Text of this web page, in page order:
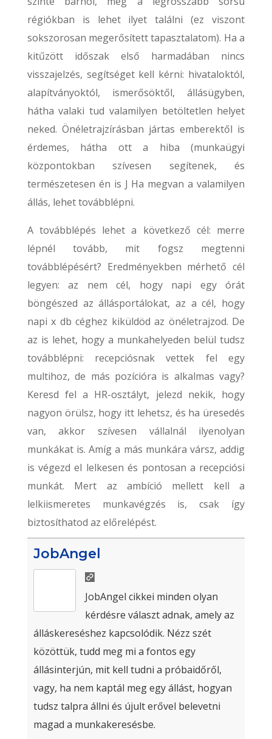
régiókban is lehet ilyet találni (ez viszont
sokszorosan megerősített tapasztalatom). Ha a
kitűzött időszak első harmadában nincs
visszajelzés, segítséget kell kérni: hivataloktól,
alapítványoktól, ismerősöktől, állásügyben,
hátha valaki tud valamilyen betöltetlen helyet
neked. Önéletrajzírásban jártas emberektől is
érdemes, hátha ott a hiba (munkaügyi
központokban szívesen segítenek, és
természetesen én is J Ha megvan a valamilyen
állás, lehet továbblépni.
A továbblépés lehet a következő cél: merre
lépnél tovább, mit fogsz megtenni
továbblépésért? Eredményekben mérhető cél
legyen: az nem cél, hogy napi egy órát
böngészed az állásportálokat, az a cél, hogy
napi x db céghez kiküldöd az önéletrajzod. De
az is lehet, hogy a munkahelyeden belül tudsz
továbblépni: recepciósnak vettek fel egy
multihoz, de más pozícióra is alkalmas vagy?
Keresd fel a HR-osztályt, jelezd nekik, hogy
nagyon örülsz, hogy itt lehetsz, és ha üresedés
van, akkor szívesen vállalnál ilyenolyan
munkákat is. Amíg a más munkára vársz, addig
is végezd el lelkesen és pontosan a recepciósi
munkát. Mert az ambíció mellett kell a
lelkiismeretes munkavégzés is, csak így
biztosíthatod az előrelépést.
JobAngel
JobAngel cikkei minden olyan
kérdésre választ adnak, amely az
álláskereséshez kapcsolódik. Nézz szét
közöttük, tudd meg mi a fontos egy
állásinterjún, mit kell tudni a próbaidőről,
vagy, ha nem kaptál meg egy állást, hogyan
tudsz talpra állni és újult erővel belevetni
magad a munkakeresésbe.